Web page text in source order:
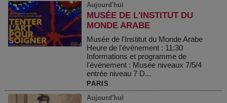
Aujourd'hui
MUSÉE DE L'INSTITUT DU
MONDE ARABE
Musée de l'Institut du Monde Arabe
Heure de l'événement : 11:30
Informations et programme de
l'événement : Musée niveaux 7/5/4
entrée niveau 7 D...
PARIS
Aujourd'hui